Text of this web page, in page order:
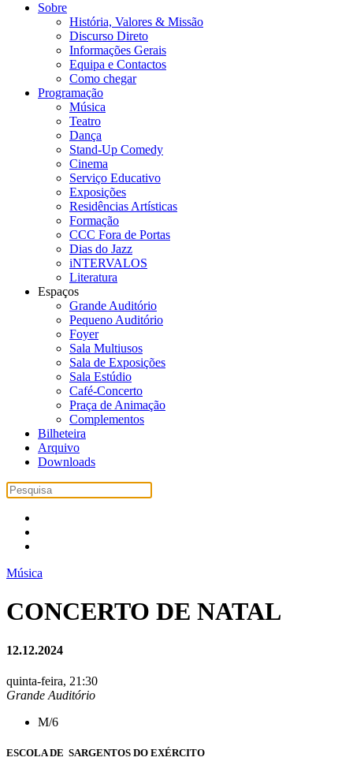
Sobre
História, Valores & Missão
Discurso Direto
Informações Gerais
Equipa e Contactos
Como chegar
Programação
Música
Teatro
Dança
Stand-Up Comedy
Cinema
Serviço Educativo
Exposições
Residências Artísticas
Formação
CCC Fora de Portas
Dias do Jazz
iNTERVALOS
Literatura
Espaços
Grande Auditório
Pequeno Auditório
Foyer
Sala Multiusos
Sala de Exposições
Sala Estúdio
Café-Concerto
Praça de Animação
Complementos
Bilheteira
Arquivo
Downloads
Música
CONCERTO DE NATAL
12.12.2024
quinta-feira, 21:30
Grande Auditório
M/6
ESCOLA DE SARGENTOS DO EXÉRCITO